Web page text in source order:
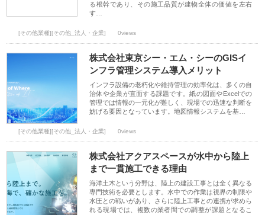
る根幹であり、その施工品質が建物全体の価値を左右
す…
[その他業種][その他_法人・企業] 0views
株式会社東京シー・エム・シーのGISイ
ンフラ管理システム導入メリット
インフラ設備の老朽化や維持管理の効率化は、多くの自
治体や企業が直面する課題です。紙の図面やExcelでの
管理では情報の一元化が難しく、現場での迅速な判断を
妨げる要因となっています。地図情報システムを基…
[その他業種][その他_法人・企業] 0views
株式会社アクアスペースが水中から陸上
まで一貫施工できる理由
海洋土木という分野は、陸上の建設工事とは全く異なる
専門技術を必要とします。水中での作業は視界の制限や
水圧との戦いがあり、さらに陸上工事との連携が求めら
れる現場では、複数の業者間での調整が課題となるこ